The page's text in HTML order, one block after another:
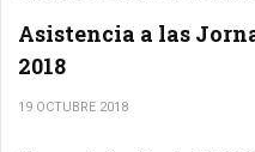
Asistencia a las
2018
19 OCTUBRE 2018